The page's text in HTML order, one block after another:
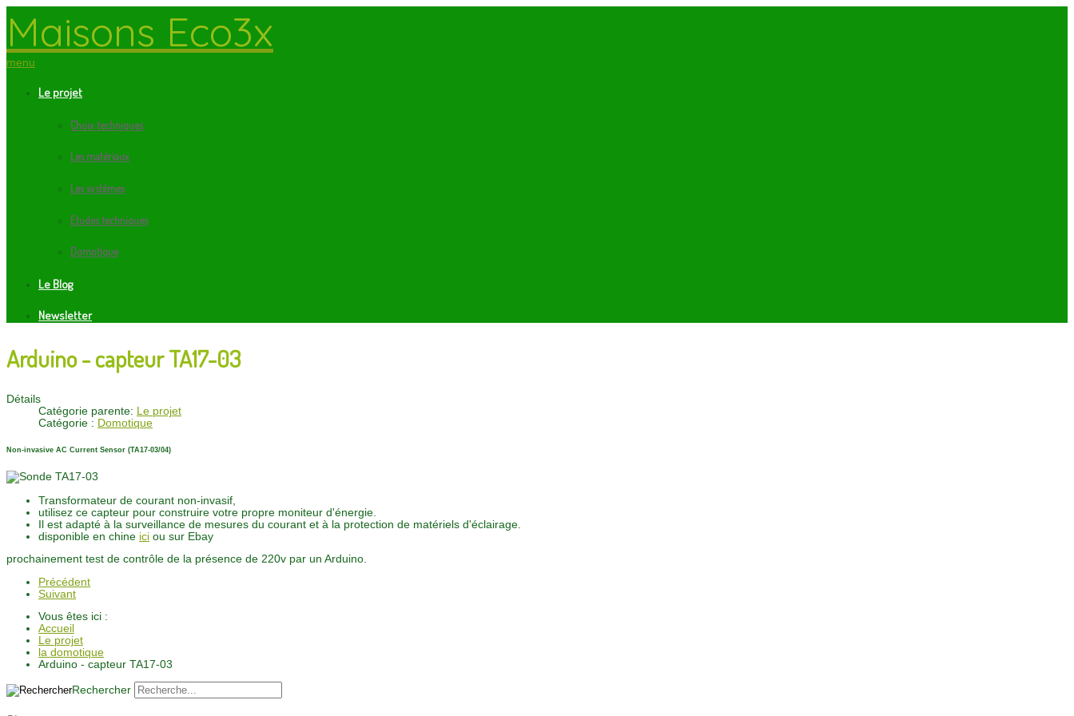
Maisons Eco3x
menu
Le projet
Choix techniques
Les matériaux
Les systèmes
Etudes techniques
Domotique
Le Blog
Newsletter
Arduino - capteur TA17-03
Détails
Catégorie parente: Le projet
Catégorie : Domotique
Non-invasive AC Current Sensor (TA17-03/04)
Transformateur de courant non-invasif
utilisez ce capteur pour construire votre propre moniteur d'énergie
Il est adapté à la surveillance de mesures du courant et à la protection de matériels d'éclairage.
disponible en chine ici ou sur Ebay
prochainement test de contrôle de la présence de 220v par un Arduino.
Précédent
Suivant
Vous êtes ici :
Accueil
Le projet
la domotique
Arduino - capteur TA17-03
Rechercher